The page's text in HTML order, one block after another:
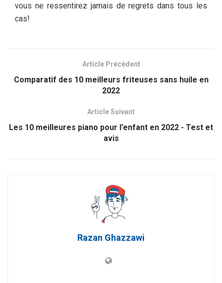
vous ne ressentirez jamais de regrets dans tous les
cas!
Article Précédent
Comparatif des 10 meilleurs friteuses sans huile en
2022
Article Suivant
Les 10 meilleures piano pour l’enfant en 2022 - Test et
avis
Razan Ghazzawi